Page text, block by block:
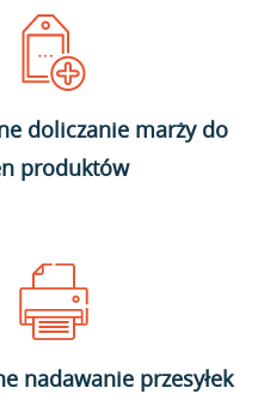
doliczanie marży do
produktów
nadawanie przesyłek